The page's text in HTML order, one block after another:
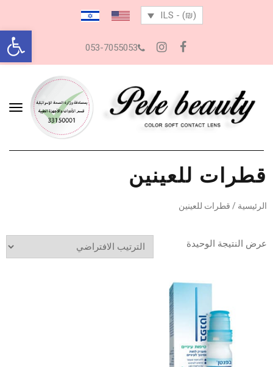
(₪) - ILS
053-7055053
قطرات للعينين
الرئيسية / قطرات للعينين
عرض النتيجة الوحيدة